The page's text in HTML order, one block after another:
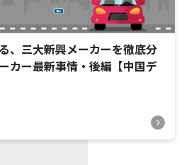
、三大新興メーカーを徹底分
カー最新事情・後編【中国デ